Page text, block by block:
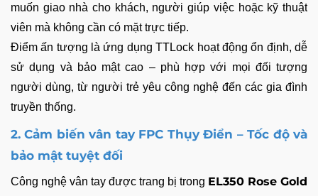
muốn giao nhà cho khách, người giúp việc hoặc kỹ thuật
viên mà không cần có mặt trực tiếp.
Điểm ấn tượng là ứng dụng TTLock hoạt động ổn định, dễ
sử dụng và bảo mật cao – phù hợp với mọi đối tượng
người dùng, từ người trẻ yêu công nghệ đến các gia đình
truyền thống.
2. Cảm biến vân tay FPC Thụy Điển – Tốc độ và
bảo mật tuyệt đối
Công nghệ vân tay được trang bị trong EL350 Rose Gold